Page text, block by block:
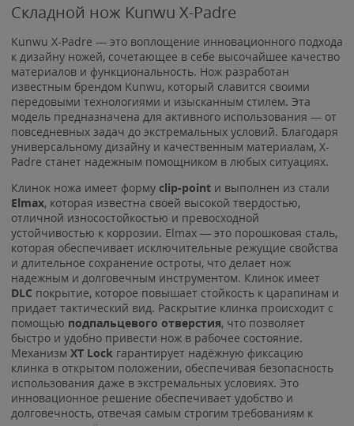
Складной нож Kunwu X-Padre
Kunwu X-Padre — это воплощение инновационного подхода
к дизайну ножей, сочетающее в себе высочайшее качество
материалов и функциональность. Нож разработан
известным брендом Kunwu, который славится своими
передовыми технологиями и изысканным стилем. Эта
модель предназначена для активного использования — от
повседневных задач до экстремальных условий. Благодаря
универсальному дизайну и качественным материалам, X-
Padre станет надежным помощником в любых ситуациях.
Клинок ножа имеет форму clip-point и выполнен из стали
Elmax, которая известна своей высокой твердостью,
отличной износостойкостью и превосходной
устойчивостью к коррозии. Elmax — это порошковая сталь,
которая обеспечивает исключительные режущие свойства
и длительное сохранение остроты, что делает нож
надежным и долговечным инструментом. Клинок имеет
DLC покрытие, которое повышает стойкость к царапинам и
придает тактический вид. Раскрытие клинка происходит с
помощью подпальцевого отверстия, что позволяет
быстро и удобно привести нож в рабочее состояние.
Механизм XT Lock гарантирует надёжную фиксацию
клинка в открытом положении, обеспечивая безопасность
использования даже в экстремальных условиях. Это
инновационное решение обеспечивает удобство и
долговечность, отвечая самым строгим требованиям к